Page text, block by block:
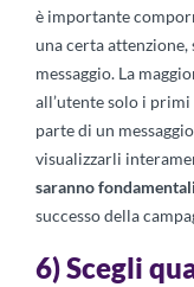
è importante
una certa
messaggio. La
all’utente solo i
parte di un
visualizzarli
saranno
successo della
6) Scegli